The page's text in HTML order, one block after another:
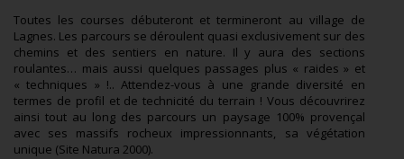
Toutes les courses débuteront et termineront au village de
Lagnes. Les parcours se déroulent quasi exclusivement sur des
chemins et des sentiers en nature. Il y aura des sections
roulantes… mais aussi quelques passages plus « raides » et
« techniques » !.. Attendez-vous à une grande diversité en
termes de profil et de technicité du terrain ! Vous découvrirez
ainsi tout au long des parcours un paysage 100% provençal
avec ses massifs rocheux impressionnants, sa végétation
unique (Site Natura 2000).